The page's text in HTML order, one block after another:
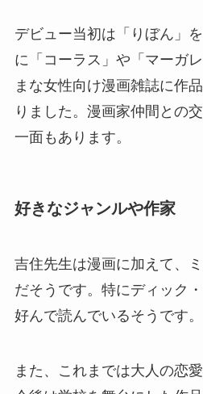
デビュー当初は「りぼん」
に「コーラス」や「マーガ
まな女性向け漫画雑誌に作
りました。漫画家仲間との
一面もあります。
好きなジャンルや作家
吉住先生は漫画に加えて、
だそうです。特にディック
好んで読んでいるそうです。
また、これまでは大人の恋